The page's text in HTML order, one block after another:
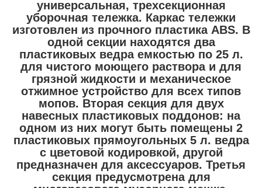
универсальная, трехсекционная
уборочная тележка. Каркас тележки
изготовлен из прочного пластика ABS. В
одной секции находятся два
пластиковых ведра емкостью по 25 л.
для чистого моющего раствора и для
грязной жидкости и механическое
отжимное устройство для всех типов
мопов. Вторая секция для двух
навесных пластиковых поддонов: на
одном из них могут быть помещены 2
пластиковых прямоугольных 5 л. ведра
с цветовой кодировкой, другой
предназначен для аксессуаров. Третья
секция предусмотрена для